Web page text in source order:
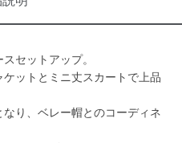
セットアップ。
ットとミニ丈スカートで上品
り、ベレー帽とのコーディネ